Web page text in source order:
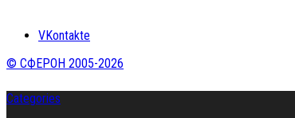
VKontakte
© СФЕРОН 2005-2026
Categories